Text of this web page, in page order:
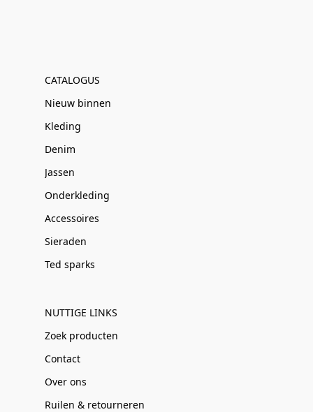
CATALOGUS
Nieuw binnen
Kleding
Denim
Jassen
Onderkleding
Accessoires
Sieraden
Ted sparks
NUTTIGE LINKS
Zoek producten
Contact
Over ons
Ruilen & retourneren